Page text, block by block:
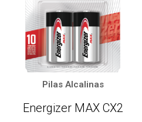
Pilas Alcalinas
Energizer MAX CX2